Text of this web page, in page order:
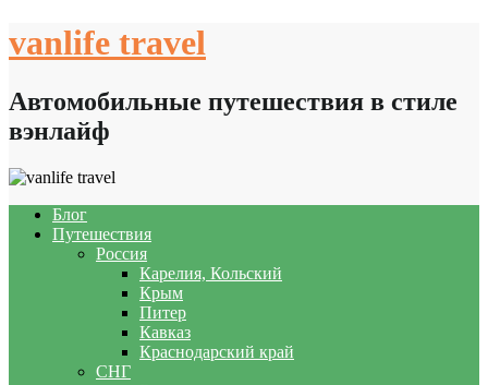
to
vanlife travel
Автомобильные путешествия в стиле
вэнлайф
Блог
Путешествия
Россия
Карелия, Кольский
Крым
Питер
Кавказ
Краснодарский край
СНГ